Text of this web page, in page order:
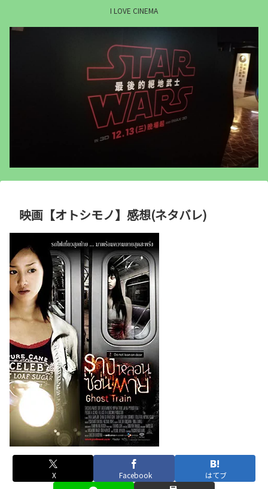
I LOVE CINEMA
映画【オトシモノ】感想(ネタバレ)
X Facebook はてブ